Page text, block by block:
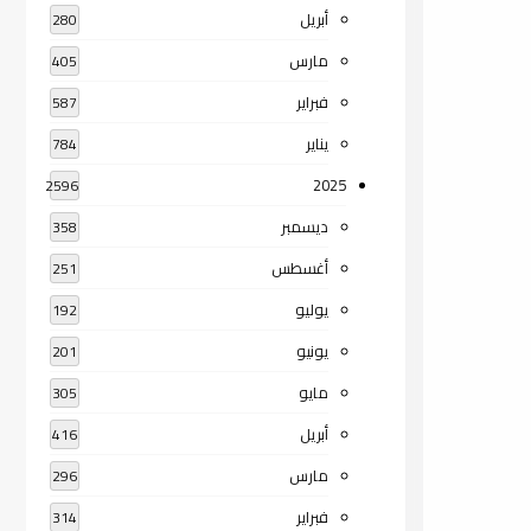
أبريل 280
مارس 405
فبراير 587
يناير 784
2025
2596
ديسمبر 358
أغسطس 251
يوليو 192
يونيو 201
مايو 305
أبريل 416
مارس 296
فبراير 314